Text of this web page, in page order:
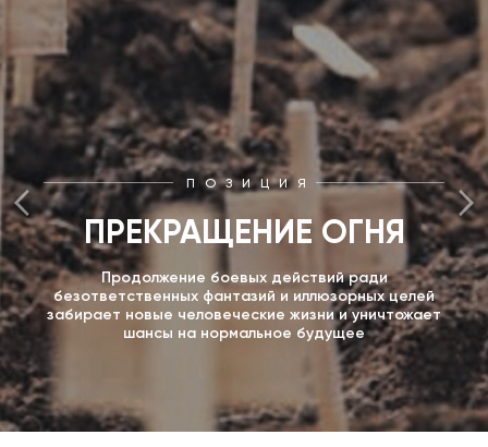
ПОЗИЦИЯ
ПРЕКРАЩЕНИЕ ОГНЯ
Продолжение боевых действий ради
безответственных фантазий и иллюзорных целей
забирает новые человеческие жизни и уничтожает
шансы на нормальное будущее